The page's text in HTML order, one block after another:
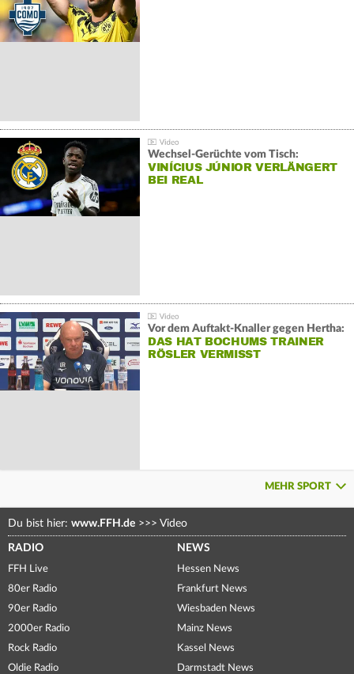
Wechsel-Gerüchte vom Tisch:
VINÍCIUS JÚNIOR VERLÄNGERT
BEI REAL
Vor dem Auftakt-Knaller gegen Hertha:
DAS HAT BOCHUMS TRAINER
RÖSLER VERMISST
MEHR SPORT
Du bist hier: www.FFH.de >>> Video
RADIO
FFH Live
80er Radio
90er Radio
2000er Radio
Rock Radio
Oldie Radio
NEWS
Hessen News
Frankfurt News
Wiesbaden News
Mainz News
Kassel News
Darmstadt News